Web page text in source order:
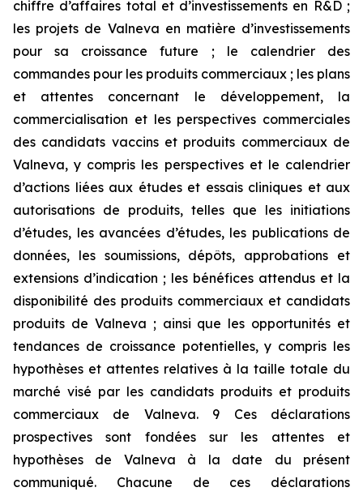
chiffre d’affaires total et d’investissements en R&D ;
les projets de Valneva en matière d’investissements
pour sa croissance future ; le calendrier des
commandes pour les produits commerciaux ; les plans
et attentes concernant le développement, la
commercialisation et les perspectives commerciales
des candidats vaccins et produits commerciaux de
Valneva, y compris les perspectives et le calendrier
d’actions liées aux études et essais cliniques et aux
autorisations de produits, telles que les initiations
d’études, les avancées d’études, les publications de
données, les soumissions, dépôts, approbations et
extensions d’indication ; les bénéfices attendus et la
disponibilité des produits commerciaux et candidats
produits de Valneva ; ainsi que les opportunités et
tendances de croissance potentielles, y compris les
hypothèses et attentes relatives à la taille totale du
marché visé par les candidats produits et produits
commerciaux de Valneva. 9 Ces déclarations
prospectives sont fondées sur les attentes et
hypothèses de Valneva à la date du présent
communiqué. Chacune de ces déclarations